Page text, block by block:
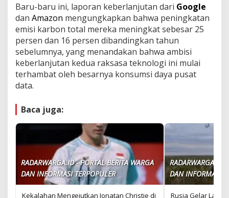
Baru-baru ini, laporan keberlanjutan dari Google
dan Amazon mengungkapkan bahwa peningkatan
emisi karbon total mereka meningkat sebesar 25
persen dan 16 persen dibandingkan tahun
sebelumnya, yang menandakan bahwa ambisi
keberlanjutan kedua raksasa teknologi ini mulai
terhambat oleh besarnya konsumsi daya pusat
data.
Baca juga:
RADARWARGA.ID - PORTAL BERITA WARGA
DAN INFORMASI TERPOPULER
Kekalahan Mengejutkan Jonatan Christie di
RADARWARGA.ID
DAN INFORMASI
Rusia Gelar